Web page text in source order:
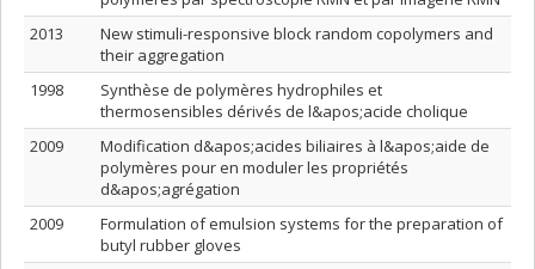
2013
New stimuli-responsive block random copolymers and
their aggregation
1998
Synthèse de polymères hydrophiles et
thermosensibles dérivés de l&apos;acide cholique
2009
Modification d&apos;acides biliaires à l&apos;aide de
polymères pour en moduler les propriétés
d&apos;agrégation
2009
Formulation of emulsion systems for the preparation of
butyl rubber gloves